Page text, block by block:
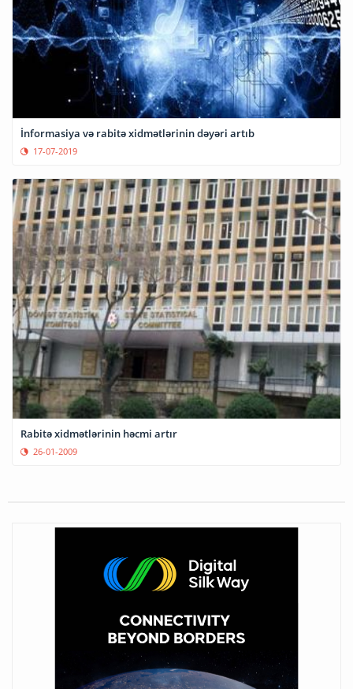
İnformasiya və rabitə xidmətlərinin dəyəri artıb
17-07-2019
Rabitə xidmətlərinin həcmi artır
26-01-2009